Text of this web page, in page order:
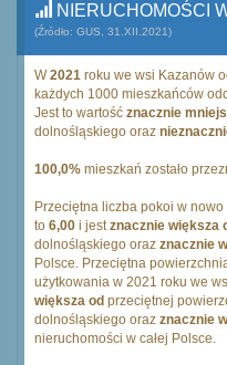
NIERUCHOMOŚCI
(Źródło: GUS, 31.XII.2021)
W2021 roku we wsi Kazanów
każdych 1000 mieszkańców
Jest to wartość znacznie
dolnośląskiego oraz
100,0% mieszkań zostało
Przeciętna liczba pokoi w
to 6,00 i jestznacznie większa
dolnośląskiego oraz znacznie
Polsce. Przeciętna
użytkowania w 2021 roku we
większa od przeciętnej
dolnośląskiego oraz znacznie
nieruchomości w całej Polsce.